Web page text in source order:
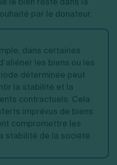
par le donateur.
dans certaines
les biens ou les
déterminée peut
la stabilité et la
contractuels. Cela
imprévus de biens
compromettre les
stabilité de la société.